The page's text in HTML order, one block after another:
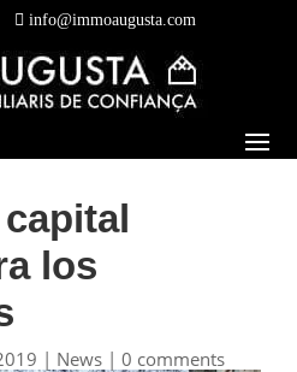
info@immoaugusta.com
los
| News | 0 comments